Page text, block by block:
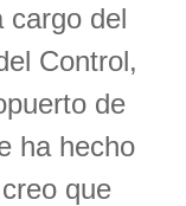
cargo del
Control,
de
ha hecho
que